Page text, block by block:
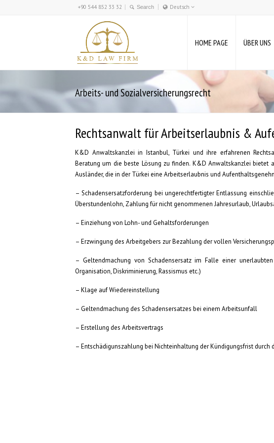
+90 544 852 33 32
Deutsch
HOME PAGE ÜBER UNS
Arbeits- und Sozialversicherungsrecht
Rechtsanwalt für Arbeitserlaubnis &
K&D Anwaltskanzlei in Istanbul, Türkei und ihre erfahrenen
Beratung um die beste Lösung zu finden. K&D Anwaltskanzlei bietet
Ausländer, die in der Türkei eine Arbeitserlaubnis und
– Schadensersatzforderung bei ungerechtfertigter Entlassung
Überstundenlohn, Zahlung für nicht genommenen Jahresurlaub,
– Einziehung von Lohn- und Gehaltsforderungen
– Erzwingung des Arbeitgebers zur Bezahlung der vollen
– Geltendmachung von Schadensersatz im Falle einer
Organisation, Diskriminierung, Rassismus etc.)
– Klage auf Wiedereinstellung
– Geltendmachung des Schadensersatzes bei einem Arbeitsunfall
– Erstellung des Arbeitsvertrags
– Entschädigunszahlung bei Nichteinhaltung der Kündigungsfrist durch